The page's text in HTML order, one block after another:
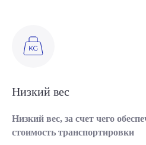
Низкий вес
Низкий вес, за счет чего
стоимость транспортировки